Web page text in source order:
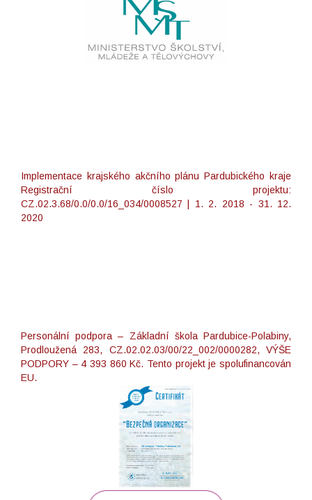
Implementace krajského akčního plánu Pardubického kraje
Registrační číslo projektu:
CZ.02.3.68/0.0/0.0/16_034/0008527 | 1. 2. 2018 - 31. 12.
2020
Personální podpora – Základní škola Pardubice-Polabiny,
Prodloužená 283, CZ.02.02.03/00/22_002/0000282, VÝŠE
PODPORY – 4 393 860 Kč. Tento projekt je spolufinancován
EU.